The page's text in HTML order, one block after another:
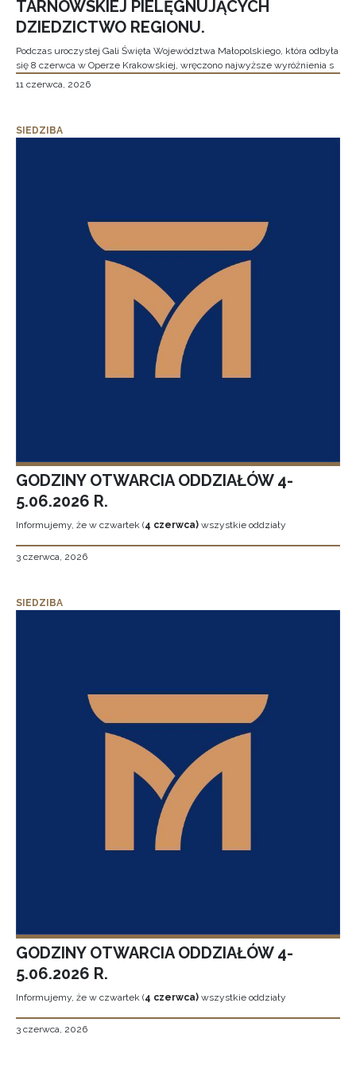
TARNOWSKIEJ PIELĘGNUJĄCYCH
DZIEDZICTWO REGIONU.
Podczas uroczystej Gali Święta Województwa Małopolskiego, która odbyła
się 8 czerwca w Operze Krakowskiej, wręczono najwyższe wyróżnienia s
11 czerwca, 2026
SIEDZIBA
GODZINY OTWARCIA ODDZIAŁÓW 4-
5.06.2026 R.
Informujemy, że w czwartek (4 czerwca) wszystkie oddziały
3 czerwca, 2026
SIEDZIBA
GODZINY OTWARCIA ODDZIAŁÓW 4-
5.06.2026 R.
Informujemy, że w czwartek (4 czerwca) wszystkie oddziały
3 czerwca, 2026